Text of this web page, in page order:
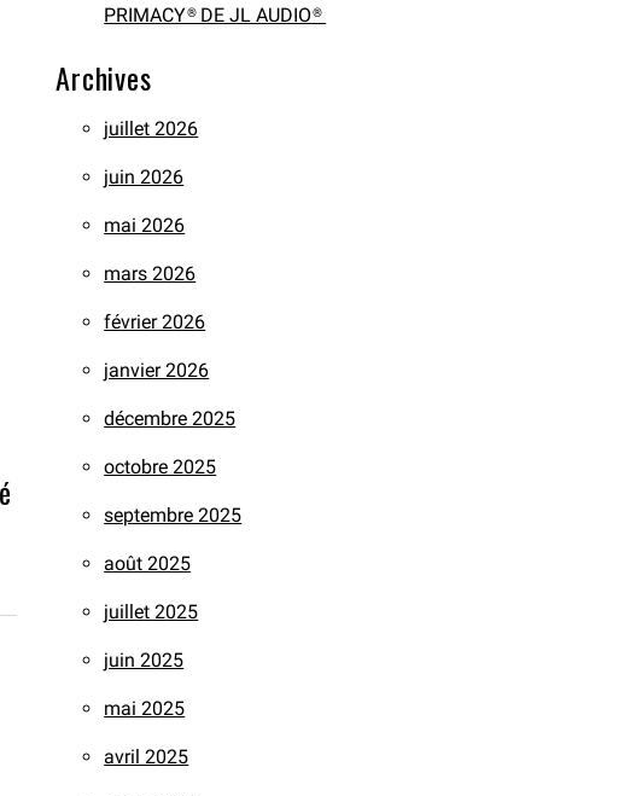
PRIMACY® DE JL AUDIO®
Archives
juillet 2026
juin 2026
mai 2026
mars 2026
février 2026
janvier 2026
décembre 2025
octobre 2025
septembre 2025
août 2025
juillet 2025
juin 2025
mai 2025
avril 2025